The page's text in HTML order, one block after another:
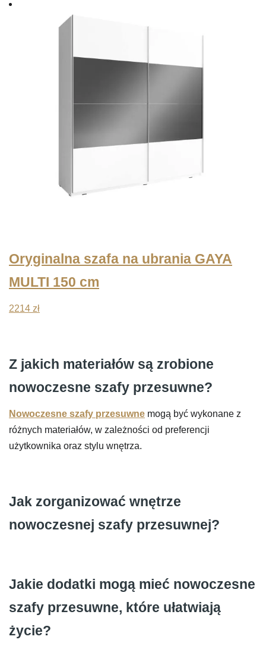
3644 zł
Oryginalna szafa na ubrania GAYA
MULTI 150 cm
2214 zł
Z jakich materiałów są zrobione
nowoczesne szafy przesuwne?
Nowoczesne szafy przesuwne mogą być wykonane z
różnych materiałów, w zależności od preferencji
użytkownika oraz stylu wnętrza.
Jak zorganizować wnętrze
nowoczesnej szafy przesuwnej?
Jakie dodatki mogą mieć nowoczesne
szafy przesuwne, które ułatwiają
życie?